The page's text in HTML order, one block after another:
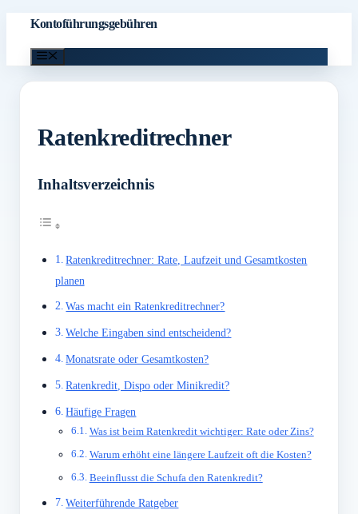
springen
Kontoführungsgebühren
Ratenkreditrechner
Inhaltsverzeichnis
Ratenkreditrechner: Rate, Laufzeit und Gesamtkosten
planen
Was macht ein Ratenkreditrechner?
Welche Eingaben sind entscheidend?
Monatsrate oder Gesamtkosten?
Ratenkredit, Dispo oder Minikredit?
Häufige Fragen
Was ist beim Ratenkredit wichtiger: Rate oder Zins?
Warum erhöht eine längere Laufzeit oft die Kosten?
Beeinflusst die Schufa den Ratenkredit?
Weiterführende Ratgeber